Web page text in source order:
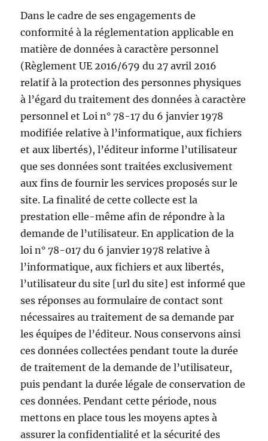
Dans le cadre de ses engagements de
conformité à la réglementation applicable en
matière de données à caractère personnel
(Règlement UE 2016/679 du 27 avril 2016
relatif à la protection des personnes physiques
à l’égard du traitement des données à caractère
personnel et Loi n° 78-17 du 6 janvier 1978
modifiée relative à l’informatique, aux fichiers
et aux libertés), l’éditeur informe l’utilisateur
que ses données sont traitées exclusivement
aux fins de fournir les services proposés sur le
site. La finalité de cette collecte est la
prestation elle-même afin de répondre à la
demande de l’utilisateur. En application de la
loi n° 78-017 du 6 janvier 1978 relative à
l’informatique, aux fichiers et aux libertés,
l’utilisateur du site [url du site] est informé que
ses réponses au formulaire de contact sont
nécessaires au traitement de sa demande par
les équipes de l’éditeur. Nous conservons ainsi
ces données collectées pendant toute la durée
de traitement de la demande de l’utilisateur,
puis pendant la durée légale de conservation de
ces données. Pendant cette période, nous
mettons en place tous les moyens aptes à
assurer la confidentialité et la sécurité des